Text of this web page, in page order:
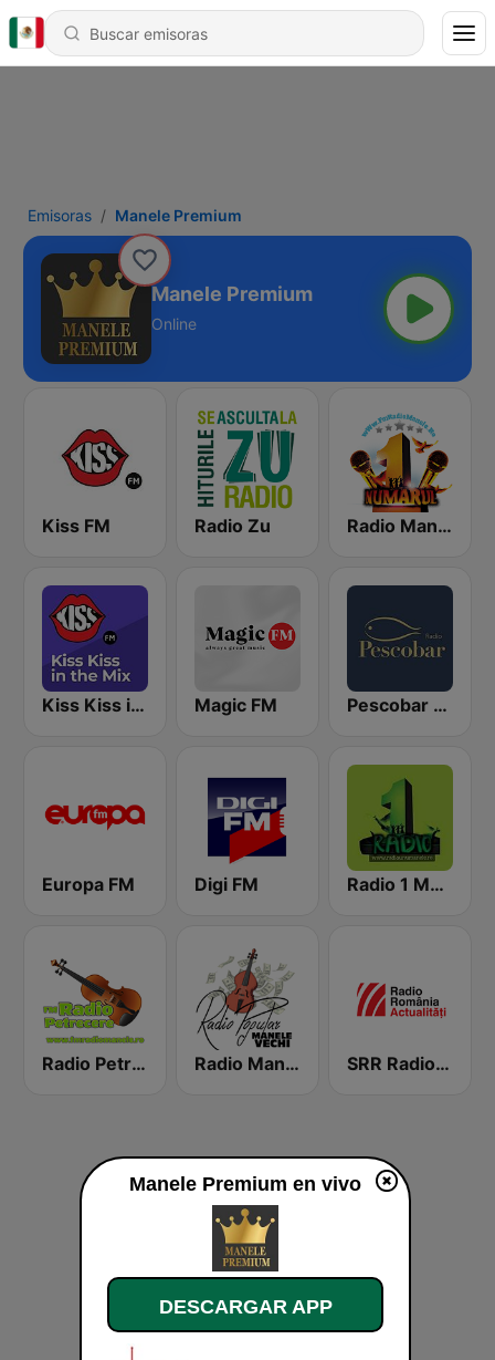
Emisoras Manele Premium
Manele Premium
Online
Kiss FM Radio Zu Radio Manele
Kiss Kiss in the Mix Radio Magic FM Pescobar Radio
Europa FM Digi FM Radio 1 Manele
Radio Petrecere Romania Radio Manele Vechi Romania SRR Radio România Actualităţi
Manele Premium en vivo
DESCARGAR APP